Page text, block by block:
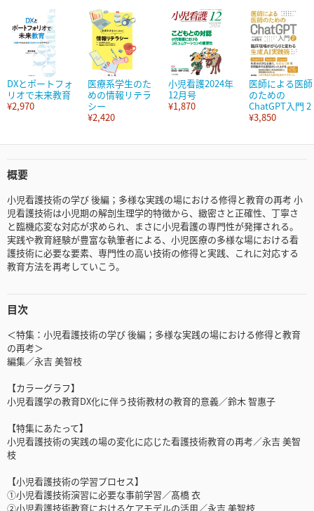
DXとポートフォ
リオで未来教育
¥2,970
医療系学生のた
めの情報リテラ
シー
¥2,420
小児看護2024年
12月号
¥1,870
医師による医師
のための
ChatGPT入門 2
¥3,850
概要
小児看護技術の学び 後編；多様な実践の場における修得と教育の再考 小
児看護技術は小児期の解剖生理学的特徴から、緻密さと正確性、丁寧さ
と臨機応変な対応が求められ、まさに小児看護の専門性が発揮される。
実践や教育経験が豊富な執筆者による、小児医療の多様な場における看
護技術に必要な要素、専門性の高い技術の修得と実践、これに対応する
教育方法を再考していこう。
目次
＜特集：小児看護技術の学び 後編；多様な実践の場における修得と教育
の再考＞
編集／永吉 美智枝
【カラーグラフ】
小児看護学の教育DX化に伴う技術教材の教育的意義／鈴木 智惠子
【特集にあたって】
小児看護技術の実践の場の変化に応じた看護技術教育の再考／永吉 美智
枝
【小児看護技術の学習プロセス】
①小児看護技術演習に必要な事前学習／髙橋 衣
②小児看護技術教育におけるケアモデルの活用／永吉 美智枝